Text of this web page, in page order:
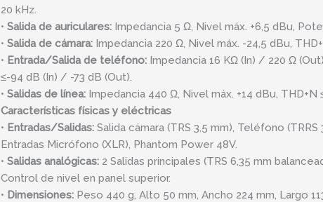
20 kHz.
• Salida de auriculares:Impedancia 5 Ω, Nivel máx. +6,5 dBu,
• Salida de cámara:Impedancia 220 Ω, Nivel máx. -24,5 dBu,
• Entrada/Salida de teléfono:Impedancia 16 KΩ (In) / 220 Ω
≤-94 dB (In) / -73 dB (Out).
• Salidas de línea:Impedancia 440 Ω, Nivel máx. +14 dBu, THD+N
Características físicas y eléctricas
• Entradas/Salidas:Salida cámara (TRS 3,5 mm), Teléfono
Entradas Micrófono (XLR), Phantom Power 48V.
• Salidas analógicas:2 Salidas principales (TRS 6,35 mm
Control de nivel en panel superior.
• Dimensiones:Peso 440 g, Alto 50 mm, Ancho 224 mm, Largo